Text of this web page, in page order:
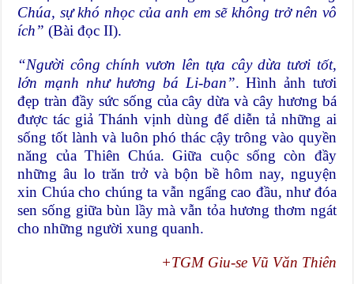
Chúa, sự khó nhọc của anh em sẽ không trở nên vô
ích”(Bài đọc II).
“Người công chính vươn lên tựa cây dừa tươi tốt,
lớn mạnh như hương bá Li-ban”. Hình ảnh tươi
đẹp tràn đầy sức sống của cây dừa và cây hương bá
được tác giả Thánh vịnh dùng để diễn tả những ai
sống tốt lành và luôn phó thác cậy trông vào quyền
năng của Thiên Chúa. Giữa cuộc sống còn đầy
những âu lo trăn trở và bộn bề hôm nay, nguyện
xin Chúa cho chúng ta vẫn ngẩng cao đầu, như đóa
sen sống giữa bùn lầy mà vẫn tỏa hương thơm ngát
cho những người xung quanh.
+TGM Giu-se Vũ Văn Thiên